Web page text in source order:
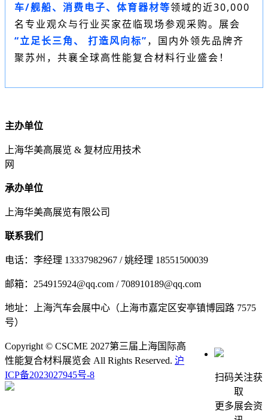
车/舰船、消费电子、体育器材等领域的近30,000
名专业观众与行业买家莅临现场参观采购。展会
“立足长三角、 打造风向标”，国内外领先品牌齐
聚苏州，共襄全球高性能复合材料行业盛会！
主办单位
上海华美高展览 & 复材应用技术
网
承办单位
上海华美高展览有限公司
联系我们
电话：李经理 13337982967 / 姚经理 18551500039
邮箱：254915924@qq.com / 708910189@qq.com
地址：上海汽车会展中心（上海市嘉定区安亭镇博园路 7575
号）
扫码关注获
取
更多展会资
Copyright © CSCME 2027第三届上海国际高
性能复合材料展览会 All Rights Reserved. 沪
ICP备2023027945号-8